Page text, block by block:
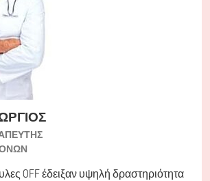
OFF έδειξαν υψηλή δραστηριότητα